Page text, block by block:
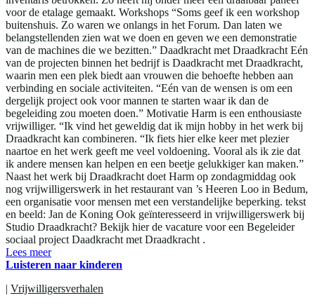
voor de etalage gemaakt. Workshops “Soms geef ik een workshop
buitenshuis. Zo waren we onlangs in het Forum. Dan laten we
belangstellenden zien wat we doen en geven we een demonstratie
van de machines die we bezitten.” Daadkracht met Draadkracht Eén
van de projecten binnen het bedrijf is Daadkracht met Draadkracht,
waarin men een plek biedt aan vrouwen die behoefte hebben aan
verbinding en sociale activiteiten. “Eén van de wensen is om een
dergelijk project ook voor mannen te starten waar ik dan de
begeleiding zou moeten doen.” Motivatie Harm is een enthousiaste
vrijwilliger. “Ik vind het geweldig dat ik mijn hobby in het werk bij
Draadkracht kan combineren. “Ik fiets hier elke keer met plezier
naartoe en het werk geeft me veel voldoening. Vooral als ik zie dat
ik andere mensen kan helpen en een beetje gelukkiger kan maken.”
Naast het werk bij Draadkracht doet Harm op zondagmiddag ook
nog vrijwilligerswerk in het restaurant van ’s Heeren Loo in Bedum,
een organisatie voor mensen met een verstandelijke beperking. tekst
en beeld: Jan de Koning Ook geïnteresseerd in vrijwilligerswerk bij
Studio Draadkracht? Bekijk hier de vacature voor een Begeleider
sociaal project Daadkracht met Draadkracht .
Lees meer
Luisteren naar kinderen
| Vrijwilligersverhalen